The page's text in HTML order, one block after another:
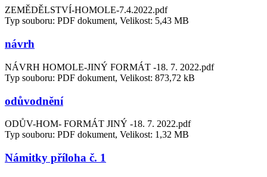
ZEMĚDĚLSTVÍ-HOMOLE-7.4.2022.pdf
Typ souboru: PDF dokument, Velikost: 5,43 MB
návrh
NÁVRH HOMOLE-JINÝ FORMÁT -18. 7. 2022.pdf
Typ souboru: PDF dokument, Velikost: 873,72 kB
odůvodnění
ODŮV-HOM- FORMÁT JINÝ -18. 7. 2022.pdf
Typ souboru: PDF dokument, Velikost: 1,32 MB
Námitky příloha č. 1